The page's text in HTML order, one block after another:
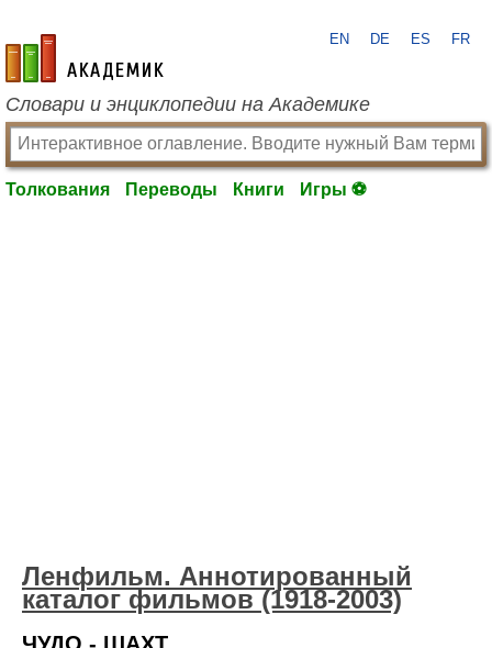
academic.ru
EN DE ES FR
Словари и энциклопедии на Академике
Толкования Переводы Книги Игры ⚽
Ленфильм. Аннотированный
каталог фильмов (1918-2003)